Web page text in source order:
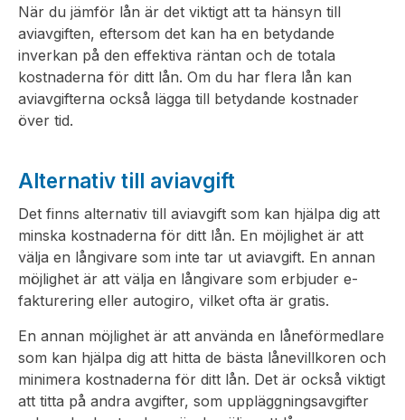
När du jämför lån är det viktigt att ta hänsyn till
aviavgiften, eftersom det kan ha en betydande
inverkan på den effektiva räntan och de totala
kostnaderna för ditt lån. Om du har flera lån kan
aviavgifterna också lägga till betydande kostnader
över tid.
Alternativ till aviavgift
Det finns alternativ till aviavgift som kan hjälpa dig att
minska kostnaderna för ditt lån. En möjlighet är att
välja en långivare som inte tar ut aviavgift. En annan
möjlighet är att välja en långivare som erbjuder e-
fakturering eller autogiro, vilket ofta är gratis.
En annan möjlighet är att använda en låneförmedlare
som kan hjälpa dig att hitta de bästa lånevillkoren och
minimera kostnaderna för ditt lån. Det är också viktigt
att titta på andra avgifter, som uppläggningsavgifter